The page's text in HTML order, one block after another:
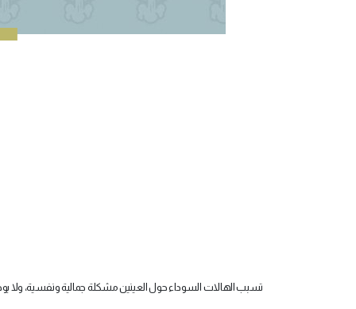
تسبب الهالات السوداء حول العينين مشكلة جمالية ونفسية، ولا